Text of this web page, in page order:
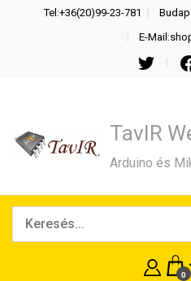
Tel:+36(20)99-23-781
E-
TavIR
Arduino és
0